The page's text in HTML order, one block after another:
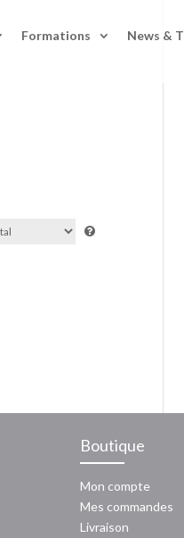
Formations News &
Boutique
Mon compte
Mes commandes
Livraison